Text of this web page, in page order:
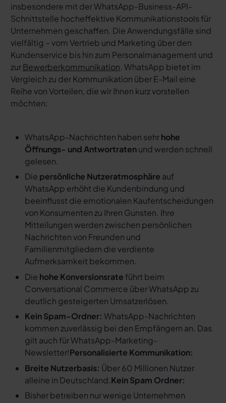
insbesondere mit der WhatsApp-Business-API-
Schnittstelle hocheffektive Kommunikationstools für
Unternehmen geschaffen. Die Anwendungsfälle sind
vielfältig – vom Vertrieb und Marketing über den
Kundenservice bis hin zum Personalmanagement und
zurBewerberkommunikation. WhatsApp bietet im
Vergleich zu der Kommunikation über E-Mail eine
Reihe von Vorteilen, die wir Ihnen kurz vorstellen
möchten:
WhatsApp-Nachrichten haben sehrhohe
Öffnungs- und Antwortratenund werden schnell
gelesen.
Die persönliche Nutzeratmosphäre auf
WhatsApp erhöht die Kundenbindung und
beeinflusst die emotionalen Kaufentscheidungen
von Konsumenten zu Ihren Gunsten. Ihre
Mitteilungen werden zwischen persönlichen
Nachrichten von Freunden und
Familienmitgliedern die verdiente
Aufmerksamkeit bekommen.
Die hohe Konversionsrate führt beim
Conversational Commerce über WhatsApp zu
deutlich gesteigerten Umsatzerlösen.
Kein Spam-Ordner: WhatsApp-Nachrichten
kommen zuverlässig bei den Empfängern an. Das
gilt auch für WhatsApp-Marketing-
Newsletter!Personalisierte Kommunikation:
Breite Nutzerbasis: Über 60 Millionen Nutzer
alleine in Deutschland.Kein Spam Ordner:
Bisher betreiben nur wenige Unternehmen